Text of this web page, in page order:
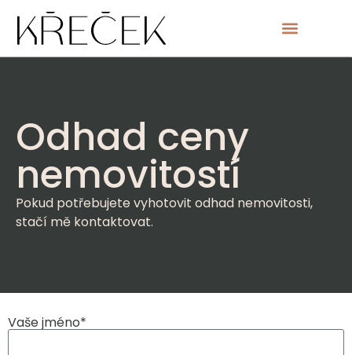
Odhad ceny
nemovitostí
Pokud potřebujete vyhotovit odhad nemovitosti,
stačí mě kontaktovat.
Vaše jméno*